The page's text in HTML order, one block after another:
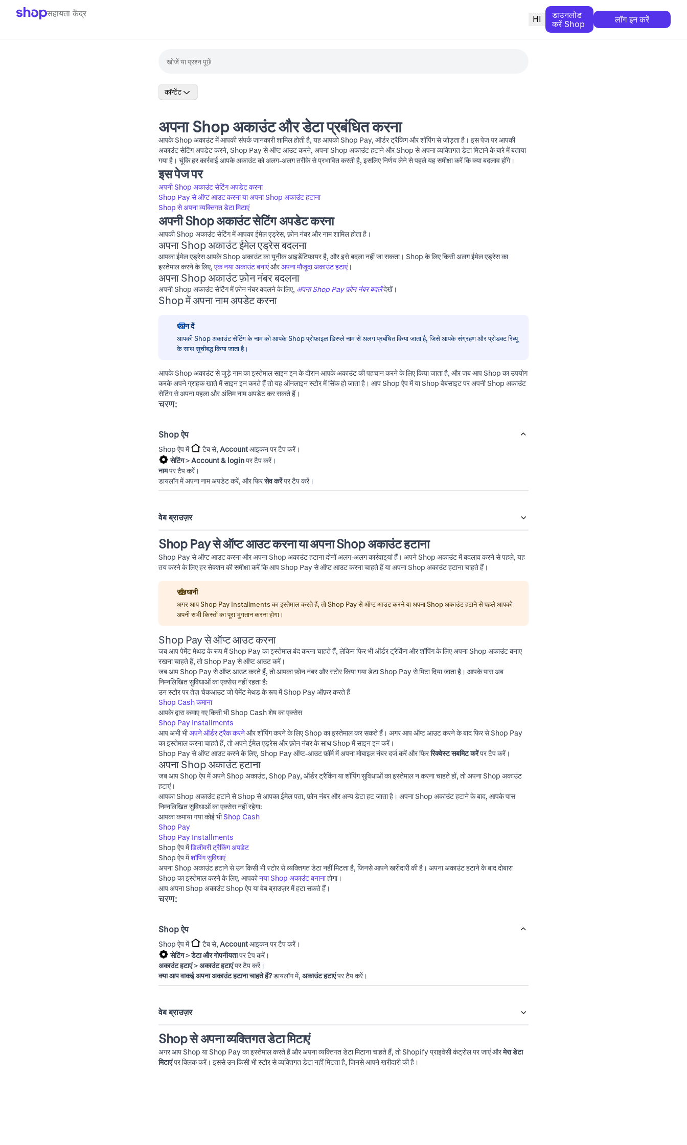
सहायता केंद्र
HI
डाउनलोड
करें Shop
लॉग इन करें
काॅन्टेंट
अपना Shop अकाउंट और डेटा प्रबंधित करना
आपके Shop अकाउंट में आपकी संपर्क जानकारी शामिल होती है, यह आपको Shop Pay, ऑर्डर ट्रैकिंग और शॉपिंग से जोड़ता है। इस पेज पर आपकी
अकाउंट सेटिंग अपडेट करने, Shop Pay से ऑप्ट आउट करने, अपना Shop अकाउंट हटाने और Shop से अपना व्यक्तिगत डेटा मिटाने के बारे में बताया
गया है। चूंकि हर कार्रवाई आपके अकाउंट को अलग-अलग तरीके से प्रभावित करती है, इसलिए निर्णय लेने से पहले यह समीक्षा करें कि क्या बदलाव होंगे।
इस पेज पर
अपनी Shop अकाउंट सेटिंग अपडेट करना
Shop Pay से ऑप्ट आउट करना या अपना Shop अकाउंट हटाना
Shop से अपना व्यक्तिगत डेटा मिटाएं
अपनी Shop अकाउंट सेटिंग अपडेट करना
आपकी Shop अकाउंट सेटिंग में आपका ईमेल एड्रेस, फ़ोन नंबर और नाम शामिल होता है।
अपना Shop अकाउंट ईमेल एड्रेस बदलना
आपका ईमेल एड्रेस आपके Shop अकाउंट का यूनीक आइडेंटिफ़ायर है, और इसे बदला नहीं जा सकता। Shop के लिए किसी अलग ईमेल एड्रेस का
इस्तेमाल करने के लिए, एक नया अकाउंट बनाएंऔरअपना मौजूदा अकाउंट हटाएं।
अपना Shop अकाउंट फ़ोन नंबर बदलना
अपनी Shop अकाउंट सेटिंग में फ़ोन नंबर बदलने के लिए, अपना Shop Pay फ़ोन नंबर बदलेंदेखें।
Shop में अपना नाम अपडेट करना
ध्यान दें
आपकी Shop अकाउंट सेटिंग के नाम को आपके Shop प्रोफ़ाइलडिस्प्ले नाम से अलग प्रबंधित किया जाता है, जिसे आपके संग्रहण और प्रोडक्ट रिव्यू
के साथ सूचीबद्ध किया जाता है।
आपके Shop अकाउंट से जुड़े नाम का इस्तेमाल साइन इन के दौरान आपके अकाउंट की पहचान करने के लिए किया जाता है, और जब आप Shop का उपयोग
करके अपने ग्राहक खाते में साइन इन करते हैं तो यह ऑनलाइन स्टोर में सिंक हो जाता है। आप Shop ऐप में याShop वेबसाइटपर अपनी Shop अकाउंट
सेटिंग से अपना पहला और अंतिम नाम अपडेट कर सकते हैं।
चरण:
Shop ऐप
Shop ऐप में टैब से, Accountआइकन पर टैप करें।
सेटिंग>Account & loginपर टैप करें।
नामपर टैप करें।
डायलॉग में अपना नाम अपडेट करें, और फिरसेव करेंपर टैप करें।
वेब ब्राउज़र
Shop Pay से ऑप्ट आउट करना या अपना Shop अकाउंट हटाना
Shop Pay से ऑप्ट आउट करना और अपना Shop अकाउंट हटाना दोनों अलग-अलग कार्रवाइयां हैं। अपने Shop अकाउंट में बदलाव करने से पहले, यह
तय करने के लिए हर सेक्शन की समीक्षा करें कि आप Shop Pay से ऑप्ट आउट करना चाहते हैं या अपना Shop अकाउंट हटाना चाहते हैं।
सावधानी
अगर आपShop Pay Installmentsका इस्तेमाल करते हैं, तो Shop Pay से ऑप्ट आउट करने या अपना Shop अकाउंट हटाने से पहले आपको
अपनी सभी किस्तों का पूरा भुगतान करना होगा।
Shop Pay से ऑप्ट आउट करना
जब आप पेमेंट मेथड के रूप में Shop Pay का इस्तेमाल बंद करना चाहते हैं, लेकिन फिर भी ऑर्डर ट्रैकिंग और शॉपिंग के लिए अपना Shop अकाउंट बनाए
रखना चाहते हैं, तो Shop Pay से ऑप्ट आउट करें।
जब आप Shop Pay से ऑप्ट आउट करते हैं, तो आपका फ़ोन नंबर और स्टोर किया गया डेटा Shop Pay से मिटा दिया जाता है। आपके पास अब
निम्नलिखित सुविधाओं का एक्सेस नहीं रहता है:
उन स्टोर पर तेज़ चेकआउट जो पेमेंट मेथड के रूप में Shop Pay ऑफ़र करते हैं
Shop Cash कमाना
आपके द्वारा कमाए गए किसी भी Shop Cash शेष का एक्सेस
Shop Pay Installments
आप अभी भीअपने ऑर्डर ट्रैक करनेऔर शॉपिंग करने के लिए Shop का इस्तेमाल कर सकते हैं। अगर आप ऑप्ट आउट करने के बाद फिर से Shop Pay
का इस्तेमाल करना चाहते हैं, तो अपने ईमेल एड्रेस और फ़ोन नंबर के साथ Shop में साइन इन करें।
Shop Pay से ऑप्ट आउट करने के लिए, Shop Pay ऑप्ट-आउट फ़ॉर्ममें अपना मोबाइल नंबर दर्ज करें और फिररिक्वेस्ट सबमिट करेंपर टैप करें।
अपना Shop अकाउंट हटाना
जब आप Shop ऐप में अपने Shop अकाउंट, Shop Pay, ऑर्डर ट्रैकिंग या शॉपिंग सुविधाओं का इस्तेमाल न करना चाहते हों, तो अपना Shop अकाउंट
हटाएं।
आपका Shop अकाउंट हटाने से Shop से आपका ईमेल पता, फ़ोन नंबर और अन्य डेटा हट जाता है। अपना Shop अकाउंट हटाने के बाद, आपके पास
निम्नलिखित सुविधाओं का एक्सेस नहीं रहेगा:
आपका कमाया गया कोई भीShop Cash
Shop Pay
Shop Pay Installments
Shop ऐप मेंडिलीवरी ट्रैकिंग अपडेट
Shop ऐप मेंशॉपिंग सुविधाएं
अपना Shop अकाउंट हटाने से उन किसी भी स्टोर से व्यक्तिगत डेटा नहीं मिटता है, जिनसे आपने खरीदारी की है। अपना अकाउंट हटाने के बाद दोबारा
Shop का इस्तेमाल करने के लिए, आपकोनया Shop अकाउंट बनानाहोगा।
आप अपना Shop अकाउंट Shop ऐप या वेब ब्राउज़र में हटा सकते हैं।
चरण:
Shop ऐप
Shop ऐप में टैब से, Accountआइकन पर टैप करें।
सेटिंग>डेटा और गोपनीयतापर टैप करें।
अकाउंट हटाएं>अकाउंट हटाएंपर टैप करें।
क्या आप वाकई अपना अकाउंट हटाना चाहते हैं?डायलॉग में, अकाउंट हटाएंपर टैप करें।
वेब ब्राउज़र
Shop से अपना व्यक्तिगत डेटा मिटाएं
अगर आप Shop या Shop Pay का इस्तेमाल करते हैं और अपना व्यक्तिगत डेटा मिटाना चाहते हैं, तोShopify प्राइवेसी कंट्रोलपर जाएं औरमेरा डेटा
मिटाएंपर क्लिक करें। इससे उन किसी भी स्टोर से व्यक्तिगत डेटा नहीं मिटता है, जिनसे आपने खरीदारी की है।